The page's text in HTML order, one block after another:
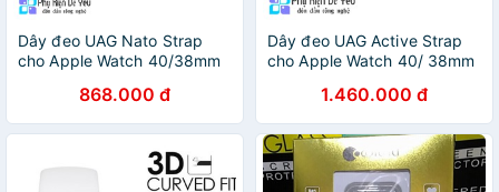
Dây đeo UAG Nato Strap
cho Apple Watch 40/38mm
Apple Watch SE
868.000 đ
Dây đeo UAG Active Strap
cho Apple Watch 40/ 38mm
Apple Watch SE
1.460.000 đ